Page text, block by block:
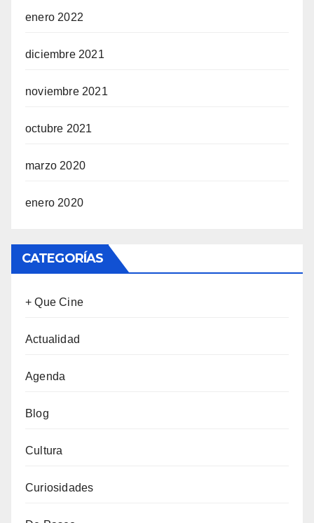
enero 2022
diciembre 2021
noviembre 2021
octubre 2021
marzo 2020
enero 2020
CATEGORÍAS
+ Que Cine
Actualidad
Agenda
Blog
Cultura
Curiosidades